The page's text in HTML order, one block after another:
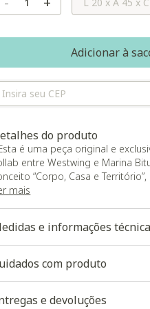
Adicionar à
do produto
é uma peça original e
entre Westwing e Marina
“Corpo, Casa e
memórias, paisagens e
remetem à terra, ao céu e às
a almofada traduz o
em uma peça autoral, sensível
as técnicas de bordado tufting
mais
e informações
com produto
e devoluções